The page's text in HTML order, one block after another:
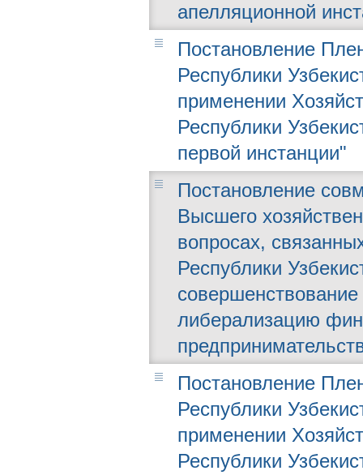
апелляционной
Постановление
Республики
применении
Республики
первой инстанции"
Постановление
Высшего
вопросах,
Республики
либерализацию
Постановление
Республики
применении
Республики